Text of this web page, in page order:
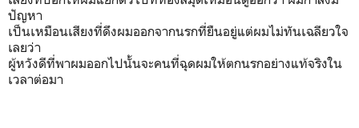
ปัญหา
เป็นเหมือนเสียงที่ดึงผมออกจากนรกที่ยืนอยู่แต่ผมไม่ทันเฉลียวใจ
เลยว่า
ผู้หวังดีที่พาผมออกไปนั้นจะคนที่ฉุดผมให้ตกนรกอย่างแท้จริงใน
เวลาต่อมา